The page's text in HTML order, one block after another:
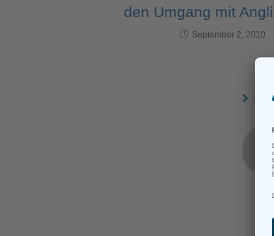
den Umgang mit
September 2, 2010